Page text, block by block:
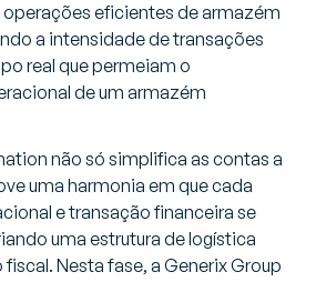
eficientes de armazém
a intensidade de transações
real que permeiam o
de um armazém
não só simplifica as contas a
uma harmonia em que cada
e transação financeira se
uma estrutura de logística
Nesta fase, a Generix Group